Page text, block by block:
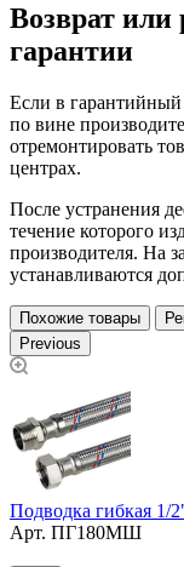
Возврат или
гарантии
Если в
по вине
отремонтировать
центрах.
После устранения
течение которого
производителя. На
устанавливаются
Похожие товары
Previous
Подводка гибкая
Арт. ПГ180МШ